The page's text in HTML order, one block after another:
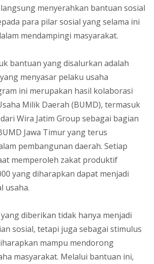
menyerahkan bantuan sosial
para pilar sosial yang selama ini
mendampingi masyarakat.
bantuan yang disalurkan adalah
menyasar pelaku usaha
ini merupakan hasil kolaborasi
Milik Daerah (BUMD), termasuk
Wira Jatim Group sebagai bagian
Jawa Timur yang terus
pembangunan daerah. Setiap
memperoleh zakat produktif
yang diharapkan dapat menjadi
usaha.
diberikan tidak hanya menjadi
sosial, tetapi juga sebagai stimulus
mampu mendorong
masyarakat. Melalui bantuan ini,